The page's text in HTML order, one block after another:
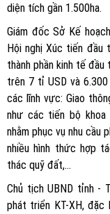
diện tích gần 1.500ha.
Giám đốc Sở Kế
Hội nghị Xúc tiến đầu
thành phần kinh tế
trên 7 tỉ USD và
các lĩnh vực: Giao
như các tiến bộ khoa
nhằm phục vụ nhu cầu
nhiều hình thức hợp
thác quỹ đất,...
Chủ tịch UBND tỉnh -
phát triển KT-XH,